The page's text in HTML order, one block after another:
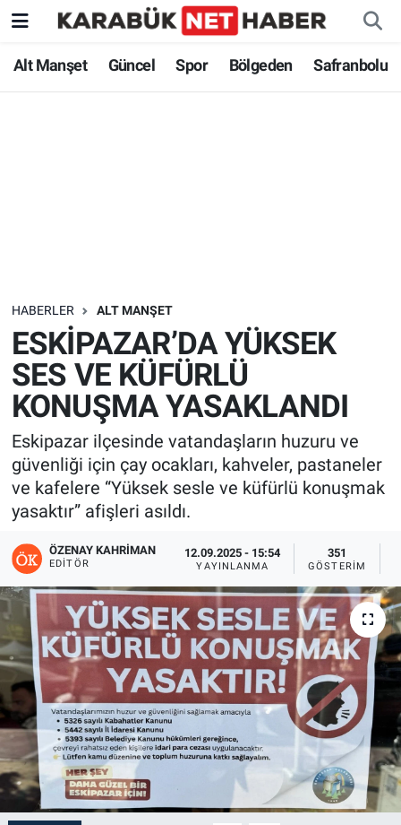
Alt Manşet Güncel Spor Bölgeden Safranbolu
HABERLER ALT MANŞET
ESKİPAZAR’DA YÜKSEK
SES VE KÜFÜRLÜ
KONUŞMA YASAKLANDI
Eskipazar ilçesinde vatandaşların huzuru ve
güvenliği için çay ocakları, kahveler, pastaneler
ve kafelere “Yüksek sesle ve küfürlü konuşmak
yasaktır” afişleri asıldı.
ÖZENAY KAHRIMAN
EDITÖR
12.09.2025 - 15:54
YAYINLANMA
351
GÖSTERIM